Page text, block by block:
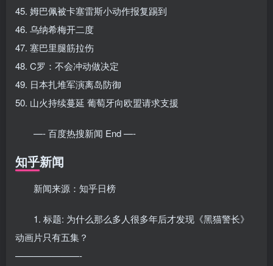
45. 姆巴佩被卡塞雷斯小动作报复踢到
46. 乌纳希梅开二度
47. 塞巴里腿筋拉伤
48. C罗：不会冲动做决定
49. 日本扎堆军演离岛防御
50. 山火持续蔓延 葡萄牙向欧盟请求支援
—- 百度热搜新闻 End —-
知乎新闻
新闻来源：知乎日榜
1. 标题: 为什么那么多人很多年后才发现《黑猫警长》
动画片只有五集？
———————-